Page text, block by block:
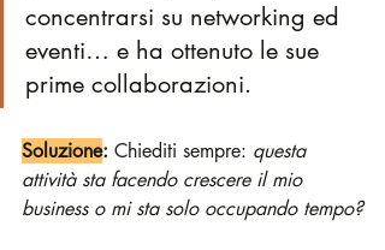
concentrarsi su networking ed
eventi… e ha ottenuto le sue
prime collaborazioni.
Soluzione: Chiediti sempre: questa
attività sta facendo crescere il mio
business o mi sta solo occupando tempo?